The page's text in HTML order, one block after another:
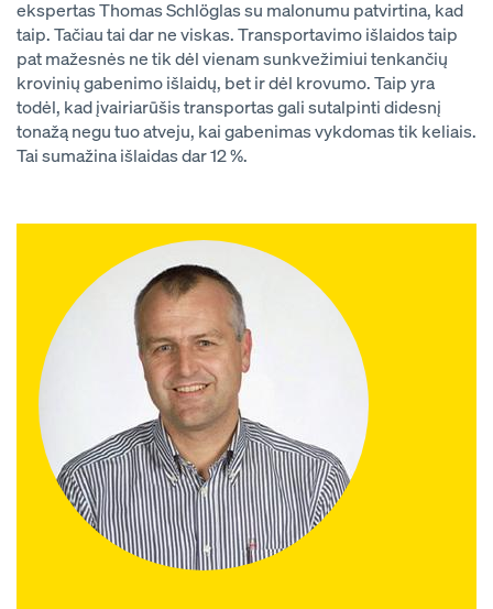
ekspertas Thomas Schlöglas su malonumu patvirtina, kad
taip. Tačiau tai dar ne viskas. Transportavimo išlaidos taip
pat mažesnės ne tik dėl vienam sunkvežimiui tenkančių
krovinių gabenimo išlaidų, bet ir dėl krovumo. Taip yra
todėl, kad įvairiarūšis transportas gali sutalpinti didesnį
tonažą negu tuo atveju, kai gabenimas vykdomas tik keliais.
Tai sumažina išlaidas dar 12 %.